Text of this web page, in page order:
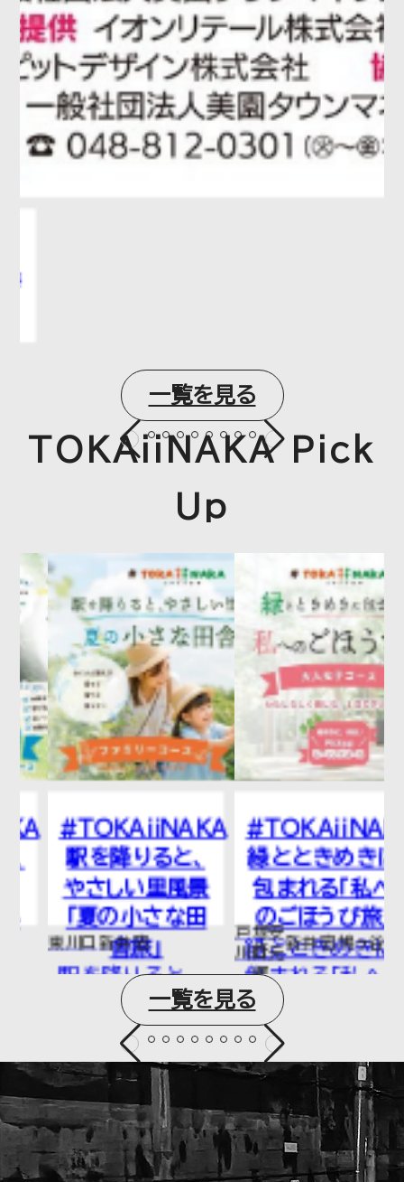
一覧を見る
TOKAiiNAKA Pick
Up
#TOKAiiNAKA
駅を降りると、
やさしい里風景
「夏の小さな田
舎旅」
駅を降りると、
やさしい里風景
「夏の小さな田
舎旅」たくさん
遊んで、採って、
食べて、笑っ
て！家族の笑顔
東川口 新井宿
#TOKAiiNAKA
緑とときめきに
包まれる「私へ
のごほうび旅」
緑とときめきに
包まれる「私へ
のごほうび旅」
都会のすぐそば
で見つける、私
だけの小さな癒
し時間。埼玉ス
タ...
戸塚安
行
新井宿 鳩ヶ谷
川口元
郷
一覧を見る